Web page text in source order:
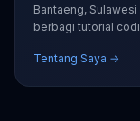
Bantaeng,
berbagi tutorial
Tentang Saya →